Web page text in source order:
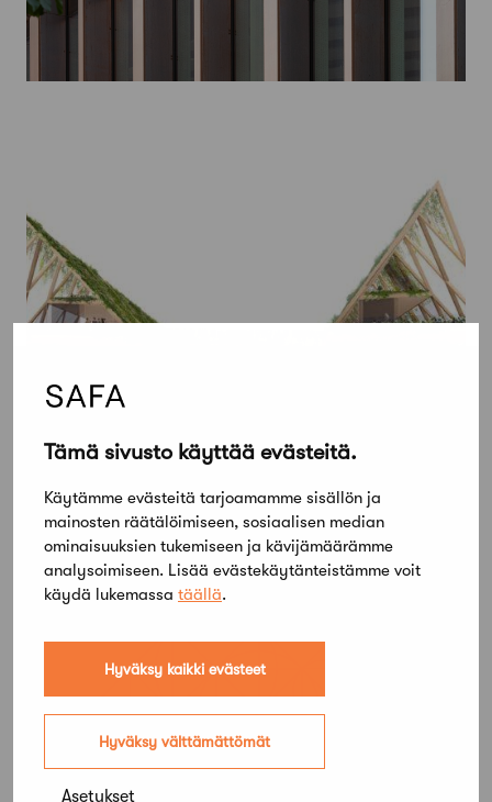
Tämä sivusto käyttää evästeitä.
Käytämme evästeitä tarjoamamme sisällön ja
mainosten räätälöimiseen, sosiaalisen median
ominaisuuksien tukemiseen ja kävijämäärämme
analysoimiseen. Lisää evästekäytänteistämme voit
käydä lukemassa täällä.
Hyväksy kaikki evästeet
Hyväksy välttämättömät
Asetukset
2 joulukuun, 2019
Europan 15 ratkesi: Kansainvälisiä
ideoita Hyvinkäälle ja Tuusulaan